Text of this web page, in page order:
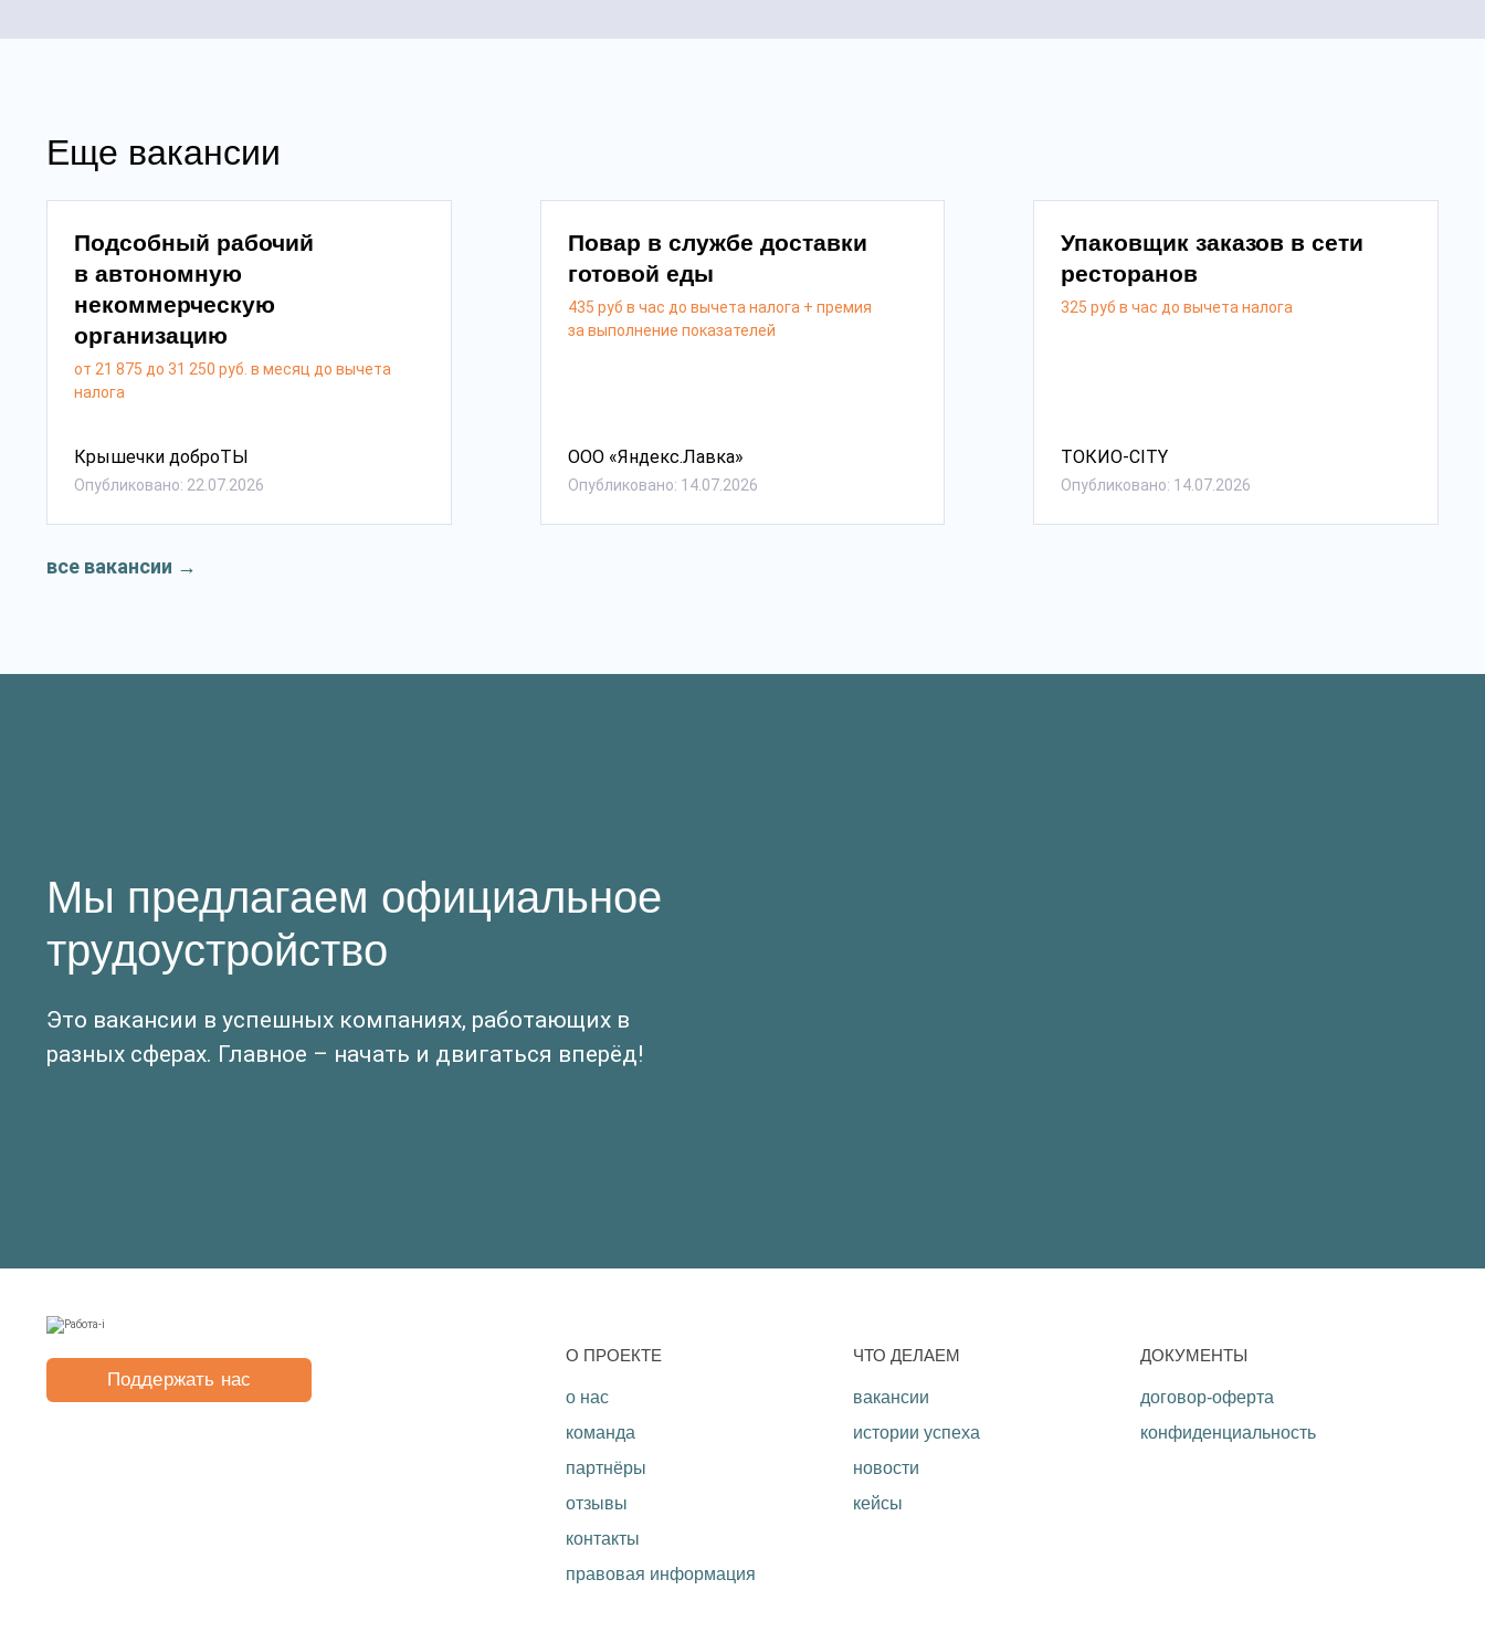
Еще вакансии
Подсобный рабочий
в автономную
некоммерческую
организацию
от 21 875 до 31 250 руб. в месяц до вычета
налога
Крышечки доброТЫ
Опубликовано: 22.07.2026
Повар в службе доставки
готовой еды
435 руб в час до вычета налога + премия
за выполнение показателей
ООО «Яндекс.Лавка»
Опубликовано: 14.07.2026
Упаковщик заказов в сети
ресторанов
325 руб в час до вычета налога
ТОКИО-CITY
Опубликовано: 14.07.2026
все вакансии →
Мы предлагаем официальное
трудоустройство
Это вакансии в успешных компаниях, работающих в
разных сферах. Главное – начать и двигаться вперёд!
Поддержать нас
O ПРОЕКТЕ
о нас
команда
партнёры
отзывы
контакты
правовая информация
ЧТО ДЕЛАЕМ
вакансии
истории успеха
новости
кейсы
ДОКУМЕНТЫ
договор-оферта
конфиденциальность